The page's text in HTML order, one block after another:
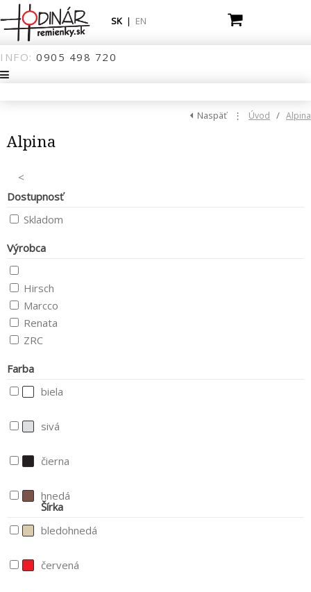
INFO: 0905 498 720
SK | EN
Naspäť ⋮ Úvod / Alpina
Alpina
<
Dostupnosť
Skladom
Výrobca
Hirsch
Marcco
Renata
ZRC
Farba
biela
sivá
čierna
hnedá
bledohnedá
červená
Šírka